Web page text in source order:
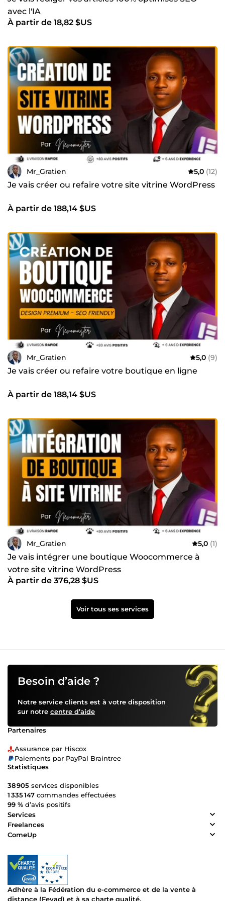
de la vitesse, de la sécurité et des performances des sites
web Chaque projet est unique. C'est pourquoi je prends le
temps de comprendre vos objectifs afin de vous proposer
votre budget. Pourquoi me faire confiance ? ✅ Plus de 6
ans d'expérience dans le digital ✅ Des solutions
personnalisées orientées vers des résultats concrets ✅ Une
communication claire et un accompagnement de qualité à
chaque étape ✅ Le respect des délais et des engagements
✅ Un partenaire impliqué dans la réussite de votre projet
Mon objectif n'est pas seulement de créer un site web ou
de lancer une campagne publicitaire. Je souhaite vous
aider à développer durablement votre activité grâce à une
stratégie digitale efficace, rentable et évolutive. Prêt à
donner un nouvel élan à votre projet ? Échangeons dès
aujourd'hui. Je serai ravi de vous accompagner dans sa
réussite. À très bientôt, Mr_Gratien
avec l'IA
À partir de 18,82 $US
Mr_Gratien 5,0 (12)
Je vais créer ou refaire votre site vitrine WordPress
À partir de 188,14 $US
Mr_Gratien 5,0 (9)
Je vais créer ou refaire votre boutique en ligne
À partir de 188,14 $US
Mr_Gratien 5,0 (1)
Je vais intégrer une boutique Woocommerce à
votre site vitrine WordPress
À partir de 376,28 $US
Voir tous ses services
Besoin d’aide ?
Notre service clients est à votre disposition
sur notre centre d’aide
Partenaires
Assurance par Hiscox
Paiements par PayPal Braintree
Statistiques
38 905 services disponibles
1 335 147 commandes effectuées
99 % d’avis positifs
Services
Freelances
ComeUp
Adhère à la Fédération du e-commerce et de la vente à
distance (Fevad) et à sa charte qualité.